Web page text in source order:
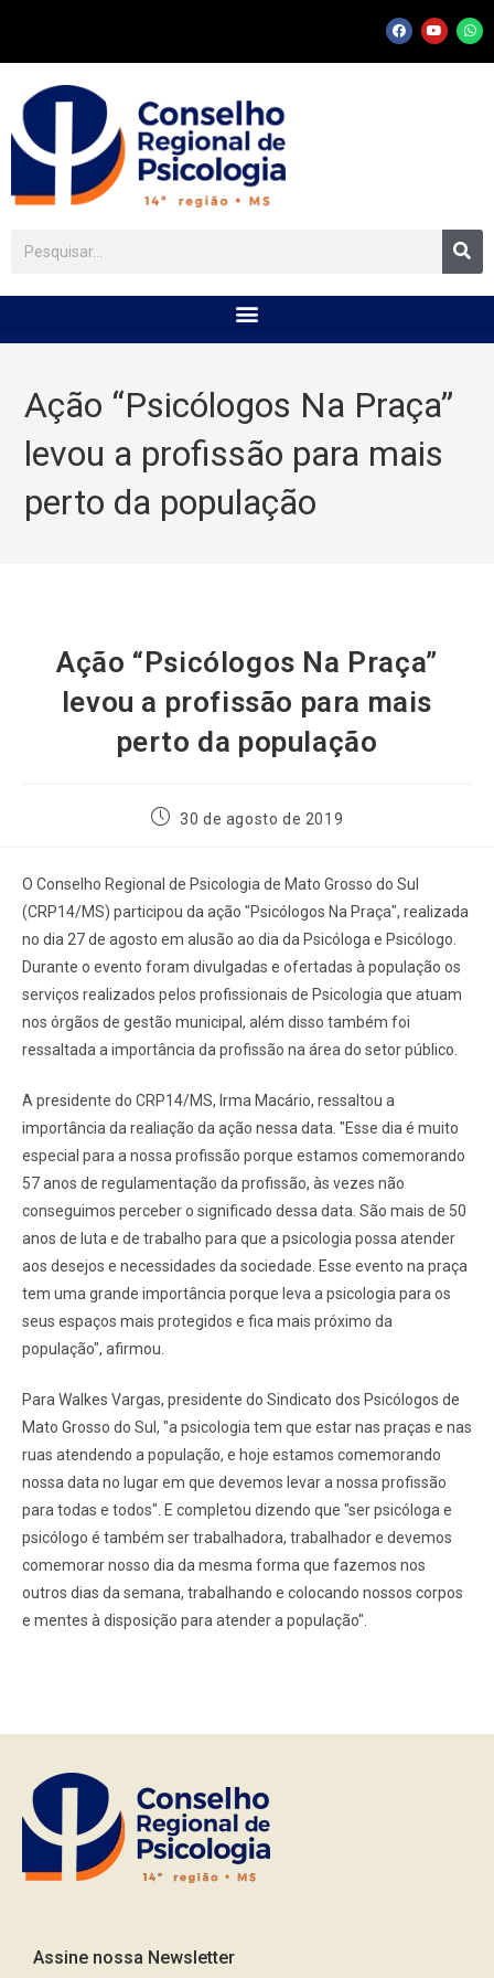
Ação “Psicólogos Na Praça”
levou a profissão para mais
perto da população
Ação “Psicólogos Na Praça”
levou a profissão para mais
perto da população
30 de agosto de 2019
O Conselho Regional de Psicologia de Mato Grosso do Sul
(CRP14/MS) participou da ação "Psicólogos Na Praça", realizada
no dia 27 de agosto em alusão ao dia da Psicóloga e Psicólogo.
Durante o evento foram divulgadas e ofertadas à população os
serviços realizados pelos profissionais de Psicologia que atuam
nos órgãos de gestão municipal, além disso também foi
ressaltada a importância da profissão na área do setor público.
A presidente do CRP14/MS, Irma Macário, ressaltou a
importância da realiação da ação nessa data. "Esse dia é muito
especial para a nossa profissão porque estamos comemorando
57 anos de regulamentação da profissão, às vezes não
conseguimos perceber o significado dessa data. São mais de 50
anos de luta e de trabalho para que a psicologia possa atender
aos desejos e necessidades da sociedade. Esse evento na praça
tem uma grande importância porque leva a psicologia para os
seus espaços mais protegidos e fica mais próximo da
população", afirmou.
Para Walkes Vargas, presidente do Sindicato dos Psicólogos de
Mato Grosso do Sul, "a psicologia tem que estar nas praças e nas
ruas atendendo a população, e hoje estamos comemorando
nossa data no lugar em que devemos levar a nossa profissão
para todas e todos". E completou dizendo que "ser psicóloga e
psicólogo é também ser trabalhadora, trabalhador e devemos
comemorar nosso dia da mesma forma que fazemos nos
outros dias da semana, trabalhando e colocando nossos corpos
e mentes à disposição para atender a população".
Assine nossa Newsletter